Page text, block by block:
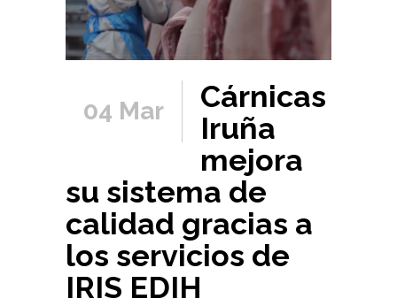
04 Mar
Cárnicas
Iruña
mejora
su sistema de
calidad gracias a
los servicios de
IRIS EDIH